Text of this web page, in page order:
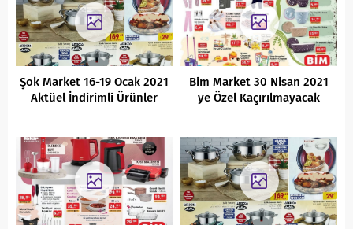
Şok Market 16-19 Ocak 2021
Aktüel İndirimli Ürünler
Bim Market 30 Nisan 2021
ye Özel Kaçırılmayacak